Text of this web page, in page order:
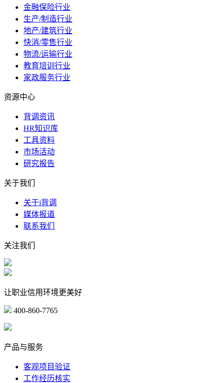
金融保险行业
生产/制造行业
地产/建筑行业
快消/零售行业
物流/运输行业
教育培训行业
家政服务行业
资源中心
背调资讯
HR知识库
工具资料
市场活动
研究报告
关于我们
关于i背调
媒体报道
联系我们
关注我们
让职业信用环境更美好
400-860-7765
产品与服务
客观项目验证
工作经历核实